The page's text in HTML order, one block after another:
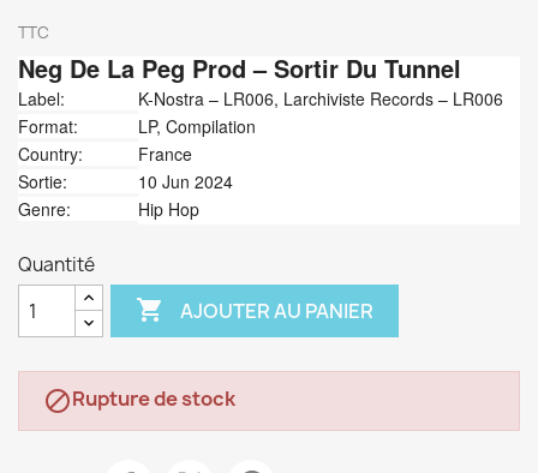
TTC
Neg De La Peg Prod ‎– Sortir Du Tunnel
Label:
K-Nostra ‎– LR006, Larchiviste Records ‎– LR006
Format:
LP, Compilation
Country:
France
Sortie:
10 Jun 2024
Genre:
Hip Hop
Quantité
 AJOUTER AU PANIER
Rupture de stock